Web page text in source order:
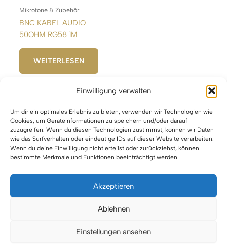
Einwilligung verwalten
Um dir ein optimales Erlebnis zu bieten, verwenden wir Technologien wie
Cookies, um Geräteinformationen zu speichern und/oder darauf
zuzugreifen. Wenn du diesen Technologien zustimmst, können wir Daten
wie das Surfverhalten oder eindeutige IDs auf dieser Website verarbeiten.
Wenn du deine Einwilligung nicht erteilst oder zurückziehst, können
bestimmte Merkmale und Funktionen beeinträchtigt werden.
Akzeptieren
Ablehnen
Einstellungen ansehen
Mikrofone & Zubehör
BNC KABEL AUDIO
50OHM RG58 1M
WEITERLESEN
1 2 3 4 5 6 →
Impressum
Datenschutz